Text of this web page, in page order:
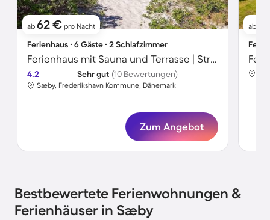
ab 62 € pro Nacht
Ferienhaus ∙ 6 Gäste ∙ 2 Schlafzimmer
Ferienhaus mit Sauna und Terrasse | Strand in der Nähe | Haustiere sind willkommen
4.2 Sehr gut (10 Bewertungen)
Sæby, Frederikshavn Kommune, Dänemark
Zum Angebot
ab
Bestbewertete Ferienwohnungen &
Ferienhäuser in Sæby